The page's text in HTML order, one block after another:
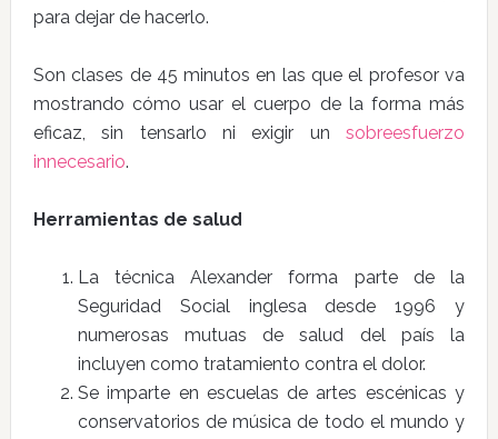
para dejar de hacerlo.
Son clases de 45 minutos en las que el profesor va
mostrando cómo usar el cuerpo de la forma más
eficaz, sin tensarlo ni exigir unsobreesfuerzo
innecesario.
Herramientas de salud
La técnica Alexander forma parte de la
Seguridad Social inglesa desde 1996 y
numerosas mutuas de salud del país la
incluyen como tratamiento contra el dolor.
Se imparte en escuelas de artes escénicas y
conservatorios de música de todo el mundo y